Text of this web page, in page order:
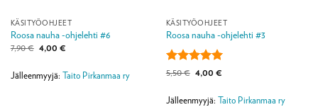
KÄSITYÖOHJEET
Roosa nauha -ohjelehti #6
7,90€ Alkuperäinen
hinta
7,90 €.
4,00 €Nykyinen
4,00 €.
Jälleenmyyjä: Taito Pirkanmaa ry
KÄSITYÖOHJEET
Roosa nauha -ohjelehti #3
Arvostelu
/ 5
5,50€ Alkuperäinen
hinta
5,50 €.
4,00 €Nykyinen
4,00 €.
Jälleenmyyjä: Taito Pirkanmaa ry